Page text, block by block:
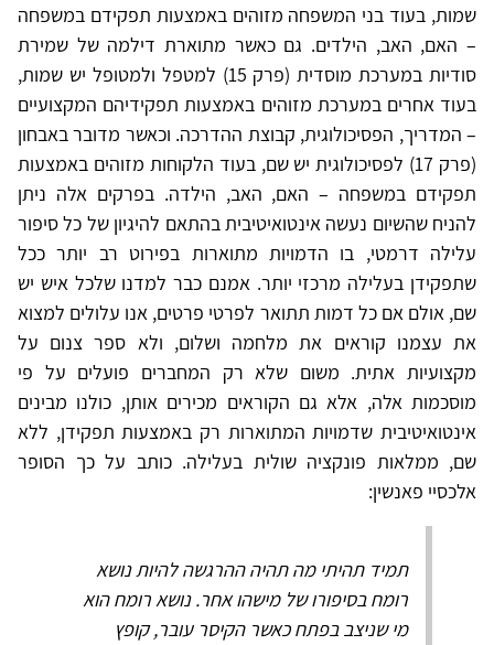
שמות, בעוד בני המשפחה מזוהים באמצעות תפקידם במשפחה
– האם, האב, הילדים. גם כאשר מתוארת דילמה של שמירת
סודיות במערכת מוסדית (פרק 15) למטפל ולמטופל יש שמות,
בעוד אחרים במערכת מזוהים באמצעות תפקידיהם המקצועיים
– המדריך, הפסיכולוגית, קבוצת ההדרכה. וכאשר מדובר באבחון
(פרק 17) לפסיכולוגית יש שם, בעוד הלקוחות מזוהים באמצעות
תפקידם במשפחה – האם, האב, הילדה. בפרקים אלה ניתן
להניח שהשיום נעשה אינטואיטיבית בהתאם להיגיון של כל סיפור
עלילה דרמטי, בו הדמויות מתוארות בפירוט רב יותר ככל
שתפקידן בעלילה מרכזי יותר. אמנם כבר למדנו שלכל איש יש
שם, אולם אם כל דמות תתואר לפרטי פרטים, אנו עלולים למצוא
את עצמנו קוראים את מלחמה ושלום, ולא ספר צנום על
מקצועיות אתית. משום שלא רק המחברים פועלים על פי
מוסכמות אלה, אלא גם הקוראים מכירים אותן, כולנו מבינים
אינטואיטיבית שדמויות המתוארות רק באמצעות תפקידן, ללא
שם, ממלאות פונקציה שולית בעלילה. כותב על כך הסופר
אלכסיי פאנשין:
תמיד תהיתי מה תהיה ההרגשה להיות נושא
רומח בסיפורו של מישהו אחר. נושא רומח הוא
מי שניצב בפתח כאשר הקיסר עובר, קופץ